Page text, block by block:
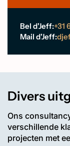
Bel d'Jeff:+31
Mail d'Jeff:
Divers
Ons
verschillende
projecten met